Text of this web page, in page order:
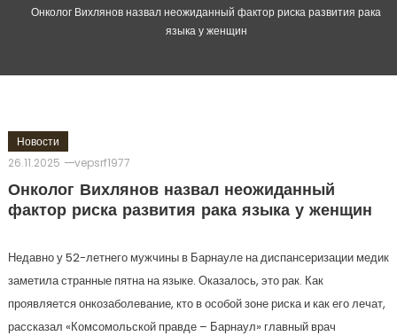
Онколог Вихлянов назвал неожиданный фактор риска развития рака
языка у женщин
Новости
26.11.2025
vepsrf1977
Онколог Вихлянов назвал неожиданный
фактор риска развития рака языка у женщин
Недавно у 52-летнего мужчины в Барнауле на диспансеризации медик
заметила странные пятна на языке. Оказалось, это рак. Как
проявляется онкозаболевание, кто в особой зоне риска и как его лечат,
рассказал «Комсомольской правде – Барнаул» главный врач